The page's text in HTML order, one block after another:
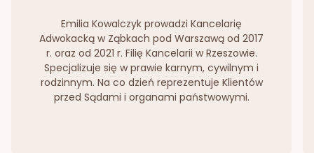
Emilia Kowalczyk prowadzi Kancelarię
Adwokacką w Ząbkach pod Warszawą od 2017
r. oraz od 2021 r. Filię Kancelarii w Rzeszowie.
Specjalizuje się w prawie karnym, cywilnym i
rodzinnym. Na co dzień reprezentuje Klientów
przed Sądami i organami państwowymi.